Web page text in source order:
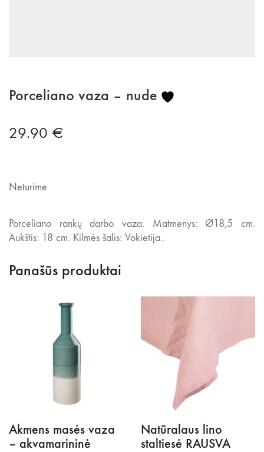
Porceliano vaza – nude
29.90 €
Neturime
Porceliano rankų darbo vaza. Matmenys: Ø18,5 cm.
Aukštis: 18 cm. Kilmės šalis: Vokietija..
Panašūs produktai
Akmens masės vaza
– akvamarininė
Natūralaus lino
staltiesė RAUSVA